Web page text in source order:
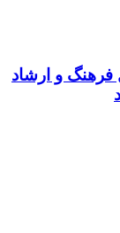
و ارشاد